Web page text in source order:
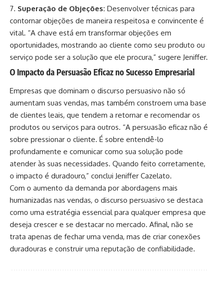
Superação de Objeções: Desenvolver técnicas para
contornar objeções de maneira respeitosa e convincente é
vital. “A chave está em transformar objeções em
oportunidades, mostrando ao cliente como seu produto ou
serviço pode ser a solução que ele procura,” sugere Jeniffer.
O Impacto da Persuasão Eficaz no Sucesso Empresarial
Empresas que dominam o discurso persuasivo não só
aumentam suas vendas, mas também constroem uma base
de clientes leais, que tendem a retornar e recomendar os
produtos ou serviços para outros. “A persuasão eficaz não é
sobre pressionar o cliente. É sobre entendê-lo
profundamente e comunicar como sua solução pode
atender às suas necessidades. Quando feito corretamente,
o impacto é duradouro,” conclui Jeniffer Cazelato.
Com o aumento da demanda por abordagens mais
humanizadas nas vendas, o discurso persuasivo se destaca
como uma estratégia essencial para qualquer empresa que
deseja crescer e se destacar no mercado. Afinal, não se
trata apenas de fechar uma venda, mas de criar conexões
duradouras e construir uma reputação de confiabilidade.